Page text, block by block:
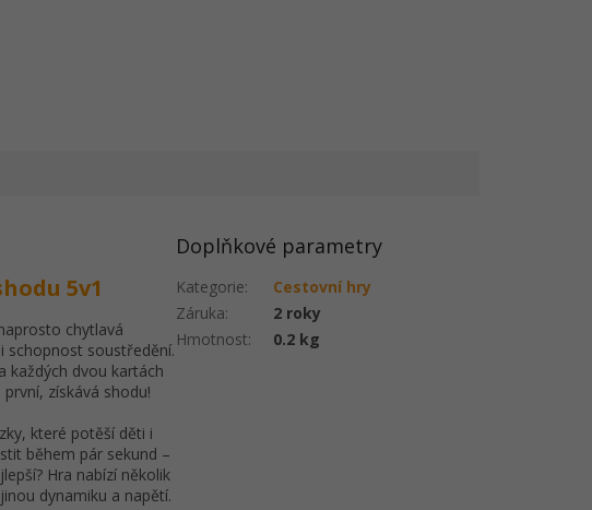
5v1
chytlavá
schopnost soustředění.
každých dvou kartách
získává shodu!
které potěší děti i
během pár sekund –
Hra nabízí několik
dynamiku a napětí.
Doplňkové parametry
Kategorie:
Cestovní hry
Záruka:
2 roky
Hmotnost: 0.2 kg